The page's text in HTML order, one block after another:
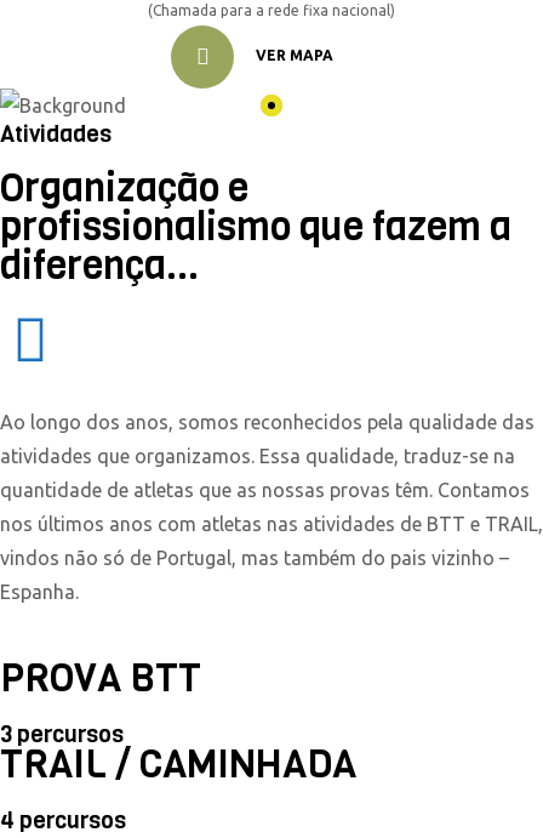
(Chamada para a rede fixa nacional)
VER MAPA
Atividades
Organização e
profissionalismo que fazem a
diferença...
Ao longo dos anos, somos reconhecidos pela qualidade das
atividades que organizamos. Essa qualidade, traduz-se na
quantidade de atletas que as nossas provas têm. Contamos
nos últimos anos com atletas nas atividades de BTT e TRAIL,
vindos não só de Portugal, mas também do pais vizinho –
Espanha.
PROVA BTT
3 percursos
TRAIL / CAMINHADA
4 percursos